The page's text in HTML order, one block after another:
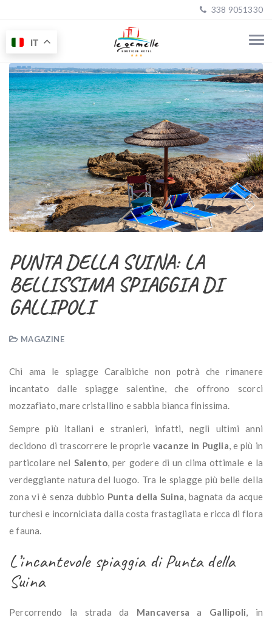
338 9051330
PUNTA DELLA SUINA: LA
BELLISSIMA SPIAGGIA DI
GALLIPOLI
MAGAZINE
Chi ama le spiagge Caraibiche non potrà che rimanere
incantato dalle spiagge salentine, che offrono scorci
mozzafiato, mare cristallino e sabbia bianca finissima.
Sempre più italiani e stranieri, infatti, negli ultimi anni
decidono di trascorrere le proprie vacanze in Puglia, e più in
particolare nel Salento, per godere di un clima ottimale e la
verdeggiante natura del luogo. Tra le spiagge più belle della
zona vi è senza dubbio Punta della Suina, bagnata da acque
turchesi e incorniciata dalla costa frastagliata e ricca di flora
e fauna.
L’incantevole spiaggia di Punta della
Suina
Percorrendo la strada da Mancaversa a Gallipoli, in
IT